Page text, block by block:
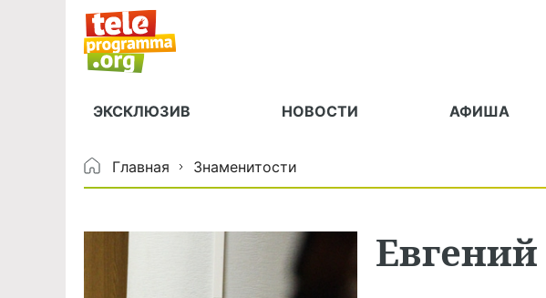
ЭКСКЛЮЗИВ НОВОСТИ АФИША
Главная Знаменитости
Евгений